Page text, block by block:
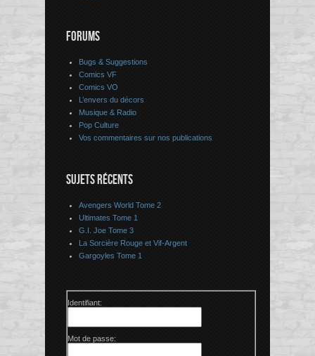
FORUMS
Bugs & Suggestions
Comics VF
Comics VO
L’envers du décors
Musique & Radio
Pop Culture
Vos commentaires sur nos publications
SUJETS RÉCENTS
Avengers World Tome 2
Ultimates Tome 1
G.I. Joe Tome 3
La Sorcière Rouge et Vif-Argent
Gargoyles Tome 1
Identifiant:
Mot de passe: